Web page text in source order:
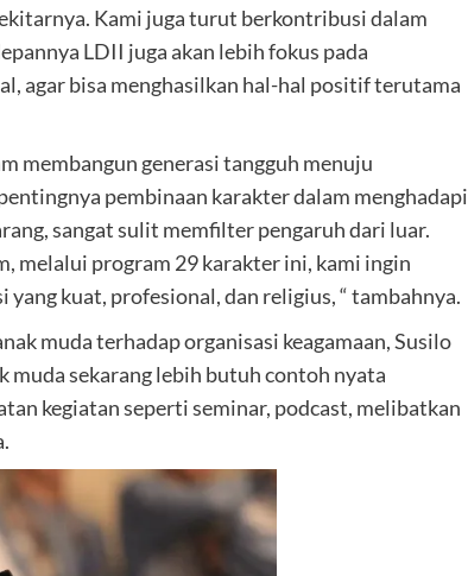
Kami juga turut berkontribusi dalam
LDII juga akan lebih fokus pada
agar bisa menghasilkan hal-hal positif terutama
membangun generasi tangguh menuju
pembinaan karakter dalam menghadapi
sangat sulit memfilter pengaruh dari luar.
melalui program 29 karakter ini, kami ingin
kuat, profesional, dan religius, “ tambahnya.
muda terhadap organisasi keagamaan, Susilo
muda sekarang lebih butuh contoh nyata
kegiatan seperti seminar, podcast, melibatkan